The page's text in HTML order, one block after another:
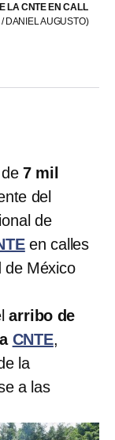
LA CNTE EN CALL
DANIEL AUGUSTO)
7 mil
del
de
en calles
de México
arribo de
CNTE,
la
a las